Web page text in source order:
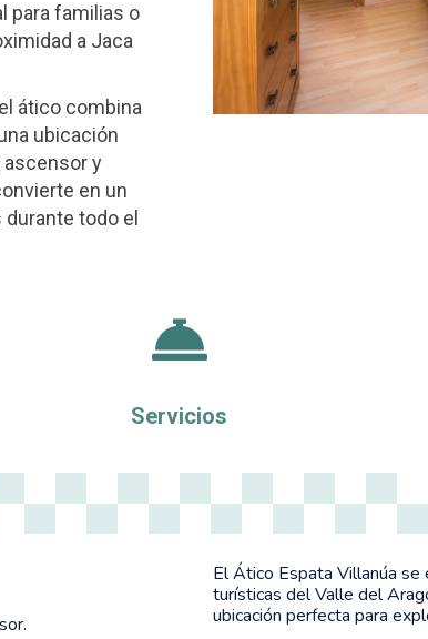
para familias o
a Jaca
ático combina
ubicación
ascensor y
en un
todo el

Servicios
El Ático Espata Villanúa se
turísticas del Valle del
ubicación perfecta para